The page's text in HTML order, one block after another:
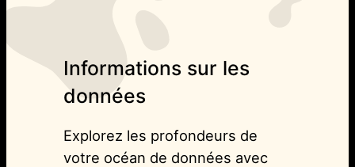
Informations sur les
données
Explorez les profondeurs de
votre océan de données avec